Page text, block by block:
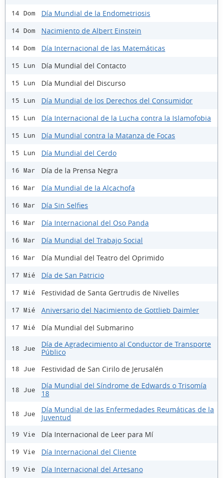
14 Dom Día Mundial de la Endometriosis
14 Dom Nacimiento de Albert Einstein
14 Dom Día Internacional de las Matemáticas
15 Lun Día Mundial del Contacto
15 Lun Día Mundial del Discurso
15 Lun Día Mundial de los Derechos del Consumidor
15 Lun Día Internacional de la Lucha contra la Islamofobia
15 Lun Día Mundial contra la Matanza de Focas
15 Lun Día Mundial del Cerdo
16 Mar Día de la Prensa Negra
16 Mar Día Mundial de la Alcachofa
16 Mar Día Sin Selfies
16 Mar Día Internacional del Oso Panda
16 Mar Día Mundial del Trabajo Social
16 Mar Día Mundial del Teatro del Oprimido
17 Mié Día de San Patricio
17 Mié Festividad de Santa Gertrudis de Nivelles
17 Mié Aniversario del Nacimiento de Gottlieb Daimler
17 Mié Día Mundial del Submarino
18 Jue
Día de Agradecimiento al Conductor de Transporte
Público
18 Jue Festividad de San Cirilo de Jerusalén
18 Jue
Día Mundial del Síndrome de Edwards o Trisomía
18
18 Jue
Día Mundial de las Enfermedades Reumáticas de la
Juventud
19 Vie Día Internacional de Leer para Mí
19 Vie Día Internacional del Cliente
19 Vie Día Internacional del Artesano